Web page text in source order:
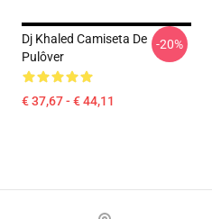
Dj Khaled Camiseta De
Pulôver
€ 37,67 - € 44,11
-20%